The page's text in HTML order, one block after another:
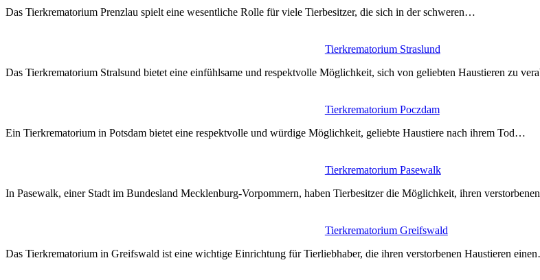
Das Tierkrematorium Prenzlau spielt eine wesentliche Rolle für viele Tierbesitzer, die sich in der schweren…
Tierkrematorium Straslund
Das Tierkrematorium Stralsund bietet eine einfühlsame und respektvolle Möglichkeit, sich von geliebten Haustieren zu
Tierkrematorium Poczdam
Ein Tierkrematorium in Potsdam bietet eine respektvolle und würdige Möglichkeit, geliebte Haustiere nach ihrem Tod…
Tierkrematorium Pasewalk
In Pasewalk, einer Stadt im Bundesland Mecklenburg-Vorpommern, haben Tierbesitzer die Möglichkeit, ihren
Tierkrematorium Greifswald
Das Tierkrematorium in Greifswald ist eine wichtige Einrichtung für Tierliebhaber, die ihren verstorbenen Haustieren
wpisu